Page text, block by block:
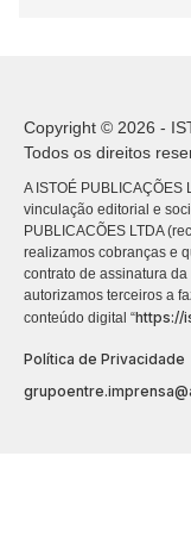
Copyright © 2026 -
Todos os direitos
A ISTOÉ
vinculação editorial e
PUBLICACÕES LTDA
realizamos cobranças e
contrato de assinatura
autorizamos terceiros a
conteúdo digital “https://
Política de Privacidade